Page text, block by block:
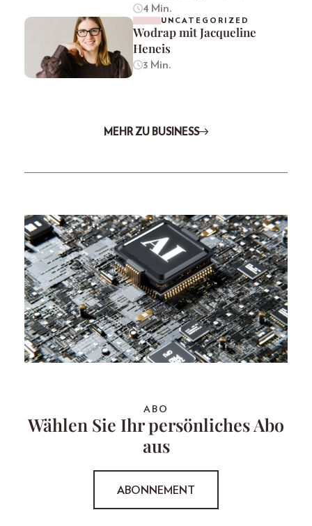
4 Min.
UNCATEGORIZED
Wodrap mit Jacqueline
Heneis
3 Min.
MEHR ZU BUSINESS
ABO
Wählen Sie Ihr persönliches Abo
aus
ABONNEMENT